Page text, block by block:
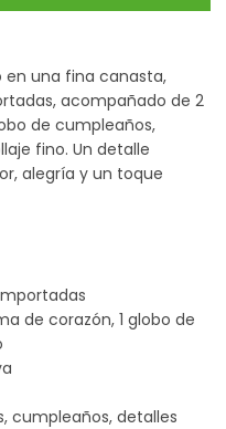
en una fina canasta,
acompañado de 2
de cumpleaños,
fino. Un detalle
alegría y un toque
de corazón, 1 globo de
cumpleaños, detalles